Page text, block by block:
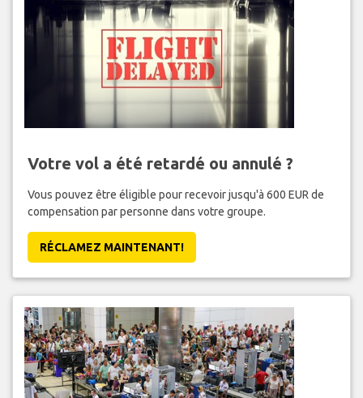
Votre vol a été retardé ou annulé ?
Vous pouvez être éligible pour recevoir jusqu'à 600 EUR de
compensation par personne dans votre groupe.
RÉCLAMEZ MAINTENANT!